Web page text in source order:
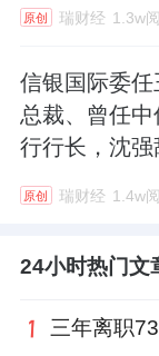
原创 瑞财经 1.3w
信银国际委
总裁、曾任
行行长，沈强
原创 瑞财经 1.4w
24小时热门文